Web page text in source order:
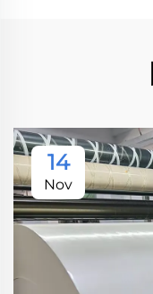
14
Nov